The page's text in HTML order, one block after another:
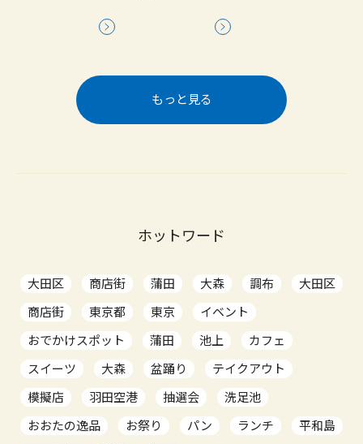
もっと見る
ホットワード
大田区 商店街 蒲田 大森 調布
大田区
商店街
東京都 東京
イベント
おでかけスポット
蒲田 池上
カフェ
スイーツ
大森 盆踊り
テイクアウト
模擬店
羽田空港 抽選会
洗足池
おおたの逸品
お祭り パン ランチ
平和島